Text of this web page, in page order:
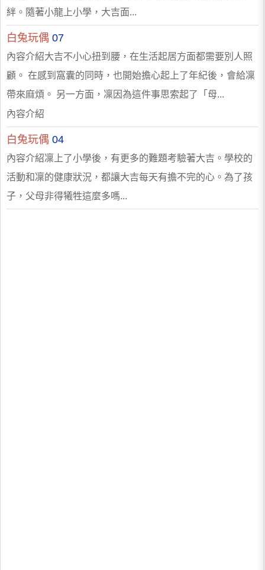
絆。隨著小龍上小學，大吉面...
白兔玩偶 07
內容介紹大吉不小心扭到腰，在生活起居方面都需要別人照
顧。 在感到窩囊的同時，也開始擔心起上了年紀後，會給凜
帶來麻煩。 另一方面，凜因為這件事思索起了「母...
內容介紹
白兔玩偶 04
內容介紹凜上了小學後，有更多的難題考驗著大吉。學校的
活動和凜的健康狀況，都讓大吉每天有擔不完的心。為了孩
子，父母非得犧牲這麼多嗎...